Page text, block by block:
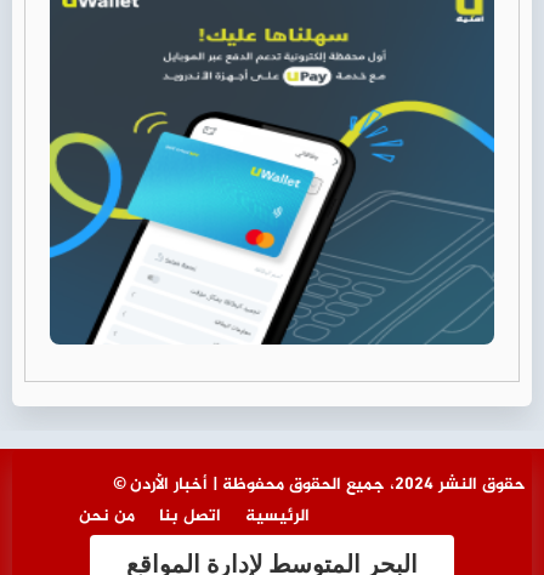
© حقوق النشر 2024، جميع الحقوق محفوظة | أخبار الأردن
من نحن
اتصل بنا الرئيسية
البحر المتوسط لإدارة المواقع